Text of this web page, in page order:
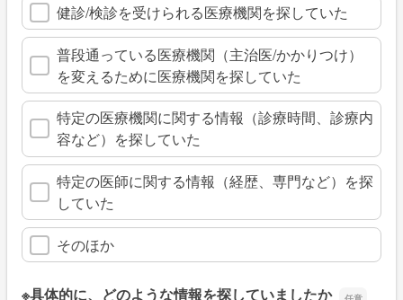
健診/検診を受けられる医療機関を探していた
普段通っている医療機関（主治医/かかりつけ）
を変えるために医療機関を探していた
特定の医療機関に関する情報（診療時間、診療内
容など）を探していた
特定の医師に関する情報（経歴、専門など）を探
していた
そのほか
※具体的に、どのような情報を探していましたか